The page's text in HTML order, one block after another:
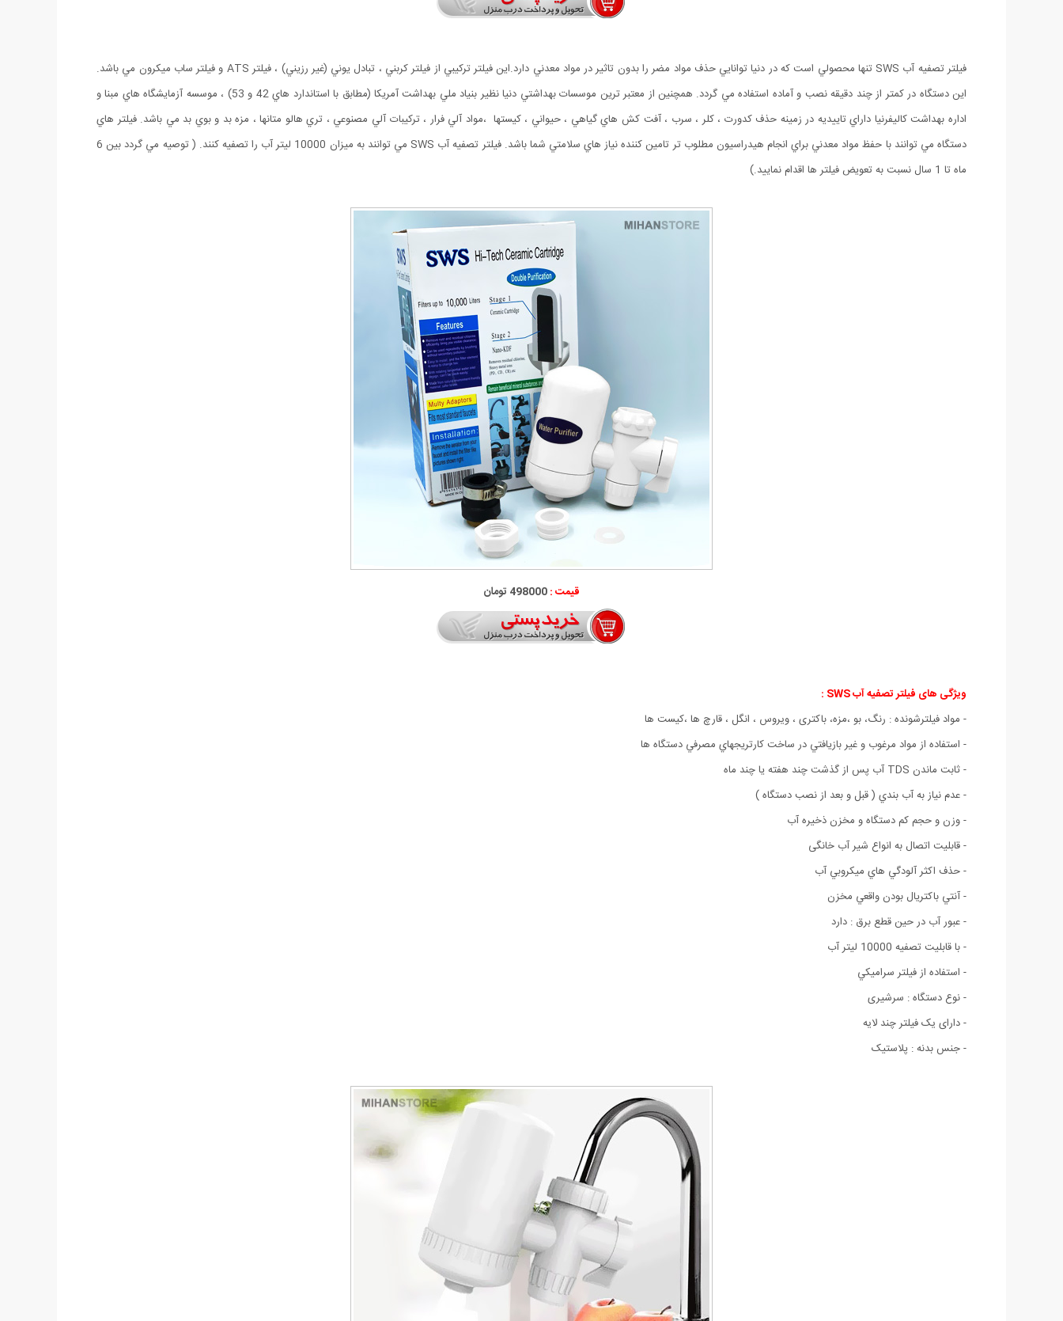
فیلتر تصفيه آب SWS تنها محصولي است كه در دنيا توانايي حذف مواد مضر را بدون تاثير در مواد معدني دارد.اين فیلتر تركيبي از فيلتر كربني ، تبادل يوني (غير رزيني) ، فيلتر ATS و فيلتر ساب ميكرون مي باشد.
اين دستگاه در كمتر از چند دقيقه نصب و آماده استفاده مي گردد. همچنين از معتبر ترين موسسات بهداشتي دنيا نظير بنياد ملي بهداشت آمريكا (مطابق با استاندارد هاي 42 و 53) ، موسسه آزمايشگاه هاي مبنا و
اداره بهداشت كاليفرنيا داراي تاييديه در زمينه حذف كدورت ، كلر ، سرب ، آفت كش هاي گياهي ، حيواني ، كيستها ،مواد آلي فرار ، تركيبات آلي مصنوعي ، تري هالو متانها ، مزه بد و بوي بد مي باشد. فيلتر هاي
دستگاه مي توانند با حفظ مواد معدني براي انجام هيدراسيون مطلوب تر تامين كننده نياز هاي سلامتي شما باشد. فیلتر تصفيه آب SWS مي توانند به ميزان 10000 ليتر آب را تصفيه كنند. ( توصيه مي گردد بين 6
ماه تا 1 سال نسبت به تعويض فيلتر ها اقدام نماييد.)
قیمت :498000 تومان
ویژگی های فیلتر تصفيه آب SWS :
- مواد فیلترشونده : رنگ، بو ،مزه، باکتری ، ویروس ، انگل ، قارچ ها ،کیست ها
- استفاده از مواد مرغوب و غير بازيافتي در ساخت كارتريجهاي مصرفي دستگاه ها
- ثابت ماندن TDS آب پس از گذشت چند هفته يا چند ماه
- عدم نياز به آب بندي ( قبل و بعد از نصب دستگاه )
- وزن و حجم كم دستگاه و مخزن ذخيره آب
- قابلیت اتصال به انواع شیر آب خانگی
- حذف اكثر آلودگي هاي ميكروبي آب
- آنتي باكتريال بودن واقعي مخزن
- عبور آب در حین قطع برق : دارد
- با قابلیت تصفیه 10000 لیتر آب
- استفاده از فيلتر سراميكي
- نوع دستگاه : سرشیری
- دارای یک فیلتر چند لایه
- جنس بدنه : پلاستیک